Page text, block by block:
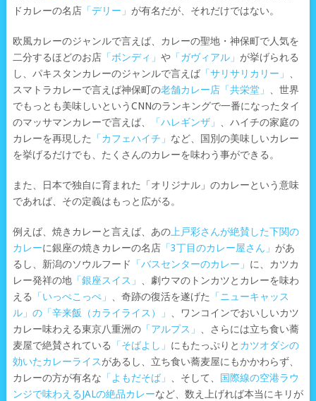
ドカレーの名店「デリー」 が有名だが、それだけではない。
欧風カレーのジャンルで言えば、カレーの聖地・神保町で人気を
二分するほどのお店「ボンディ」 や「ガヴィアル」 が挙げられる
し、パキスタンカレーのジャンルで言えば「サリサリカリー」 、
スマトラカレーで言えば神保町の老舗カレー店「共栄堂」 、世界
でもっとも美味しいというCNNのランキングで一番になったタイ
のマッサマンカレーで言えば、
「ハレギンザ」 、ハイチの家庭の
カレーを再現した 「カフェハイチ」 など、国別の美味しいカレー
を挙げるだけでも、たくさんのカレーを味わう事ができる。
また、日本で独自に育まれた「オリジナル」のカレーという意味
であれば、その定義はもっと広がる。
例えば、焼きカレーと言えば、あの上戸彩さんが絶賛した下関の
カレーに銀座の焼きカレーの名店「3丁目のカレー屋さん」 があ
るし、新潟のソウルフード 「バスセンターのカレー」 に、カツカ
レー発祥の地「銀座スイス」 、劇ウマのトンカツとカレーを味わ
える 「いっぺこっぺ」 、奇跡の復活を遂げた 「ニューキャッス
ル」の「辛来飯（カライライス）」 、ワンコインでおいしいカツ
カレー味わえる東京八重洲の「アルプス」 、さらには立ち食い蕎
麦屋で絶賛されている 「そばよし」 にもたっぷりと カツオダシの
効いたカレーライスがあるし、立ち食い蕎麦屋にもかかわらず、
カレーの方が有名な 「よもだそば」 、そして、
国際線の空港ラウ
ンジで味わえるJALの絶品カレーなど、数え上げれば本当にキリが